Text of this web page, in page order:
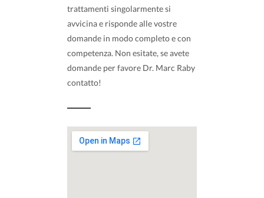
trattamenti singolarmente si
avvicina e risponde alle vostre
domande in modo completo e con
competenza. Non esitate, se avete
domande per favore Dr. Marc Raby
contatto!